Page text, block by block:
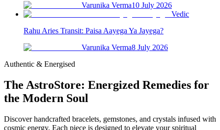
Varunika Verma10 July 2026
Vedic
Rahu Aries Transit: Paisa Aayega Ya Jayega?
Varunika Verma8 July 2026
Authentic & Energised
The AstroStore: Energized Remedies for
the Modern Soul
Discover handcrafted bracelets, gemstones, and crystals infused with
cosmic energy. Each piece is designed to elevate your spiritual